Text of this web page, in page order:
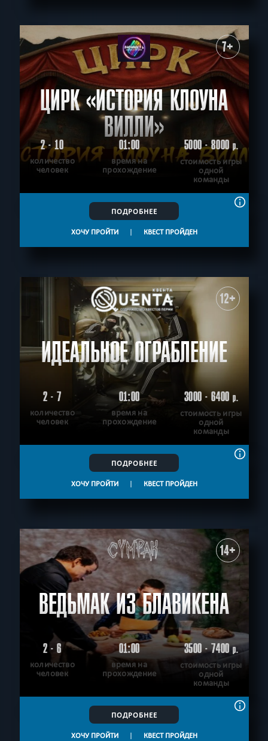
7+
ЦИРК «ИСТОРИЯ КЛОУНА
ВИЛЛИ»
2 - 10
количество
человек
01:00
время на
прохождение
5000 - 8000р.
стоимость игры
одной
команды
ПОДРОБНЕЕ
ХОЧУ ПРОЙТИ | КВЕСТ ПРОЙДЕН
12+
ИДЕАЛЬНОЕ ОГРАБЛЕНИЕ
2 - 7
количество
человек
01:00
время на
прохождение
3000 - 6400р.
стоимость игры
одной
команды
ПОДРОБНЕЕ
ХОЧУ ПРОЙТИ | КВЕСТ ПРОЙДЕН
14+
ВЕДЬМАК ИЗ БЛАВИКЕНА
2 - 6
количество
человек
01:00
время на
прохождение
3500 - 7400р.
стоимость игры
одной
команды
ПОДРОБНЕЕ
ХОЧУ ПРОЙТИ | КВЕСТ ПРОЙДЕН